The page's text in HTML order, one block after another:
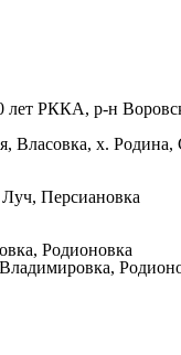
РККА, р-н
х. Родина,
Персиановка
Родионовка